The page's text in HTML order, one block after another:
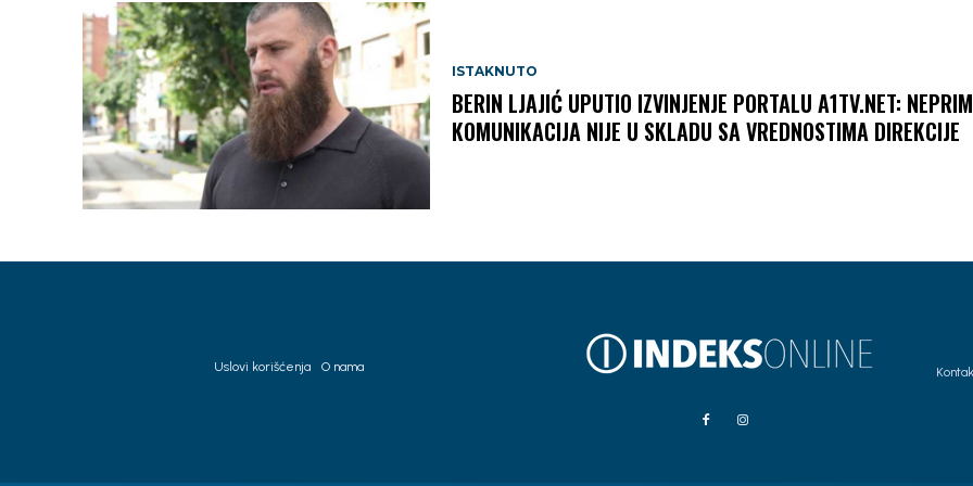
ISTAKNUTO
BERIN LJAJIĆ UPUTIO IZVINJENJE PORTALU A1TV.NET:
KOMUNIKACIJA NIJE U SKLADU SA VREDNOSTIMA DIREKCIJE
Uslovi korišćenja O nama